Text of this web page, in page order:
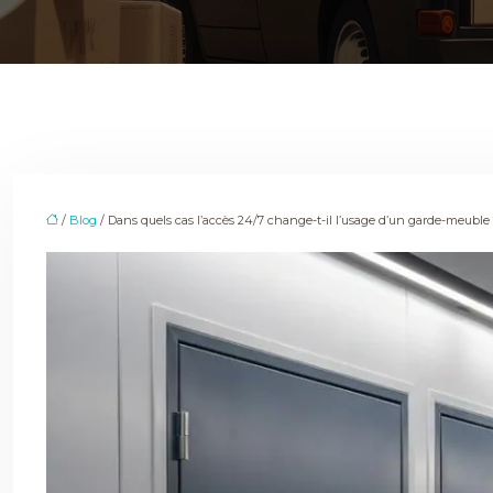
/ Blog / Dans quels cas l’accès 24/7 change-t-il l’usage d’un garde-meuble